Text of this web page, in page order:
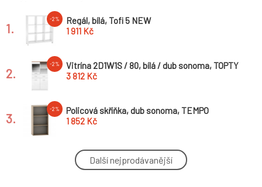
1.
-2%
Regál, bílá, Tofi 5 NEW
1 911 Kč
2.
-2%
Vitrína 2D1W1S / 80, bílá / dub sonoma, TOPTY
TYP 02
3 812 Kč
3.
-2%
Policová skříňka, dub sonoma, TEMPO
ASISTENT NEW 035
1 852 Kč
Sokl ke skříňce, dub sonoma, TEMPO
ASISTENT NEW 031
480 Kč
Další nejprodávanější